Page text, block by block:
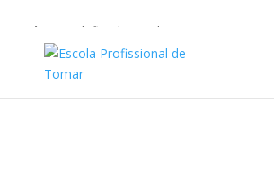
Warning
: Undefined array key 1 in
/home/escolaprofission/public_html/wp-
private-content-pro/lib/Drewm/